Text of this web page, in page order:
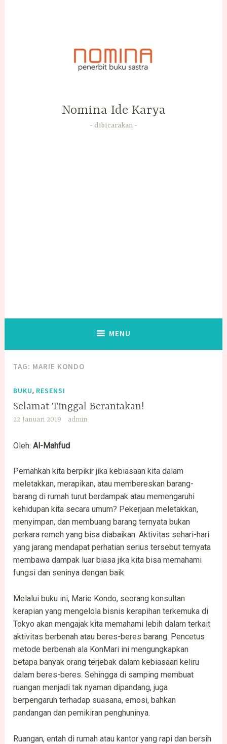
Nomina Ide Karya
dibicarakan
MENU
TAG: MARIE KONDO
BUKU, RESENSI
Selamat Tinggal Berantakan!
22 Januari 2019 admin
Oleh:Al-Mahfud
Pernahkah kita berpikir jika kebiasaan kita dalam
meletakkan, merapikan, atau membereskan barang-
barang di rumah turut berdampak atau memengaruhi
kehidupan kita secara umum? Pekerjaan meletakkan,
menyimpan, dan membuang barang ternyata bukan
perkara remeh yang bisa diabaikan. Aktivitas sehari-hari
yang jarang mendapat perhatian serius tersebut ternyata
membawa dampak luar biasa jika kita bisa memahami
fungsi dan seninya dengan baik.
Melalui buku ini, Marie Kondo, seorang konsultan
kerapian yang mengelola bisnis kerapihan terkemuka di
Tokyo akan mengajak kita memahami lebih dalam terkait
aktivitas berbenah atau beres-beres barang. Pencetus
metode berbenah ala KonMari ini mengungkapkan
betapa banyak orang terjebak dalam kebiasaan keliru
dalam beres-beres. Sehingga di samping membuat
ruangan menjadi tak nyaman dipandang, juga
berpengaruh terhadap suasana, emosi, bahkan
pandangan dan pemikiran penghuninya.
Ruangan, entah di rumah atau kantor yang rapi dan bersih